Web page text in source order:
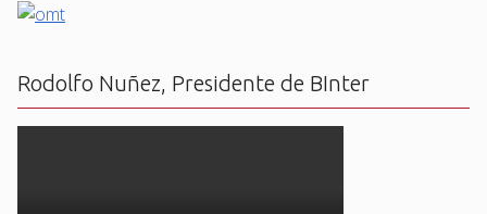
Rodolfo Nuñez, Presidente de BInter